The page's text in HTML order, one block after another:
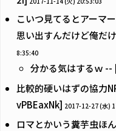
こいつ見てるとアーマ
思い出すんだけど俺だ
8:35:40
分かる気はするｗ --
比較的硬いはずの協力
vPBEaxNk] 2017-12-27 (水)
ロマとかいう糞芋虫ほ